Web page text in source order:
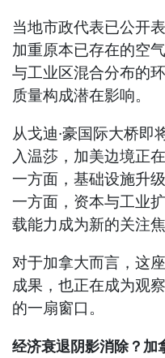
当地市政代表已公开
加重原本已存在的空
与工业区混合分布的
质量构成潜在影响。
从戈迪·豪国际大桥即
入温莎，加美边境正
一方面，基础设施升
一方面，资本与工业
载能力成为新的关注焦
对于加拿大而言，这
成果，也正在成为观
的一扇窗口。
经济衰退阴影消除？加